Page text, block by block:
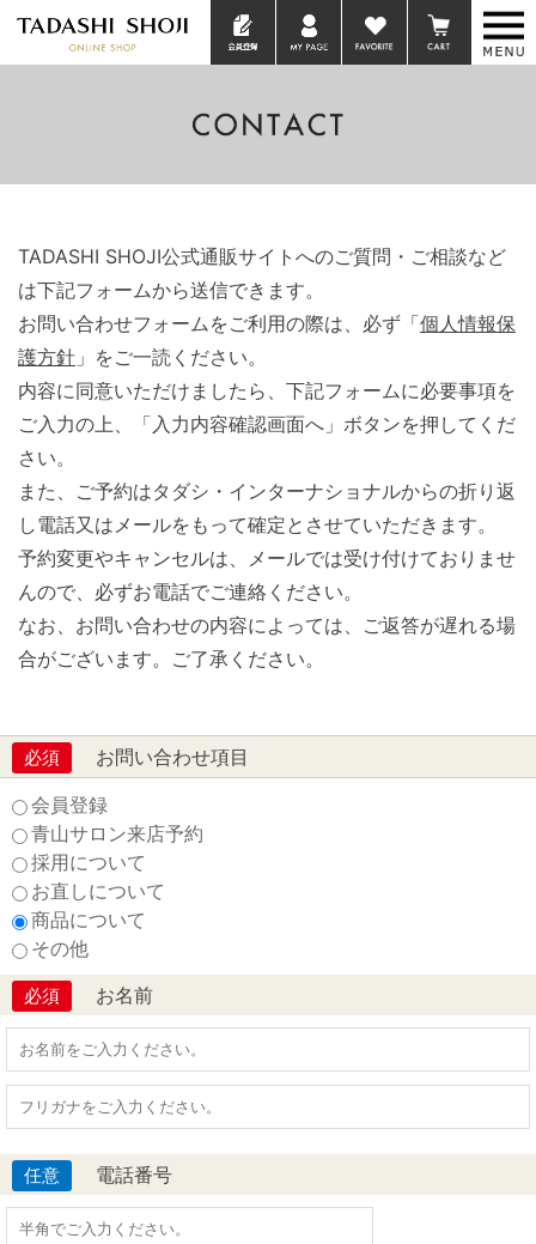
TADASHI SHOJI公式通販サイトへのご質問・ご相談など
は下記フォームから送信できます。
お問い合わせフォームをご利用の際は、必ず「個人情報保
護方針 」をご一読ください。
内容に同意いただけましたら、下記フォームに必要事項を
ご入力の上、「入力内容確認画面へ」ボタンを押してくだ
さい。
また、ご予約はタダシ・インターナショナルからの折り返
し電話又はメールをもって確定とさせていただきます。
予約変更やキャンセルは、メールでは受け付けておりませ
んので、必ずお電話でご連絡ください。
なお、お問い合わせの内容によっては、ご返答が遅れる場
合がございます。ご了承ください。
必須
お問い合わせ項目
会員登録
青山サロン来店予約
採用について
お直しについて
商品について
その他
必須 お名前
任意 電話番号